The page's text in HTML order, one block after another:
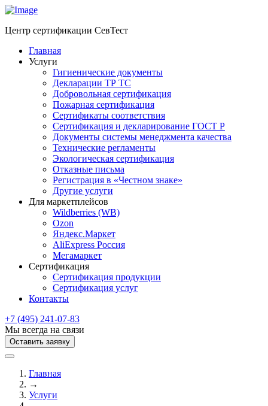
Центр сертификации СевТест
Главная
Услуги
Гигиенические документы
Декларации ТР ТС
Добровольная сертификация
Пожарная сертификация
Сертификаты соответствия
Сертификация и декларирование ГОСТ Р
Документы системы менеджмента качества
Технические регламенты
Экологическая сертификация
Отказные письма
Регистрация в «Честном знаке»
Другие услуги
Для маркетплейсов
Wildberries (WB)
Ozon
Яндекс.Маркет
AliExpress Россия
Мегамаркет
Сертификация
Сертификация продукции
Сертификация услуг
Контакты
+7 (495) 241-07-83
Мы всегда на связи
Оставить заявку
Главная
→
Услуги